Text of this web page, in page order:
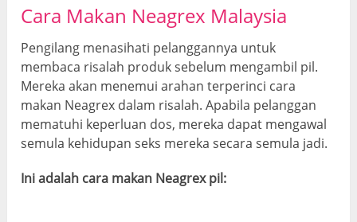
Cara Makan Neagrex Malaysia
Pengilang menasihati pelanggannya untuk
membaca risalah produk sebelum mengambil pil.
Mereka akan menemui arahan terperinci cara
makan Neagrex dalam risalah. Apabila pelanggan
mematuhi keperluan dos, mereka dapat mengawal
semula kehidupan seks mereka secara semula jadi.
Ini adalah cara makan Neagrex pil: